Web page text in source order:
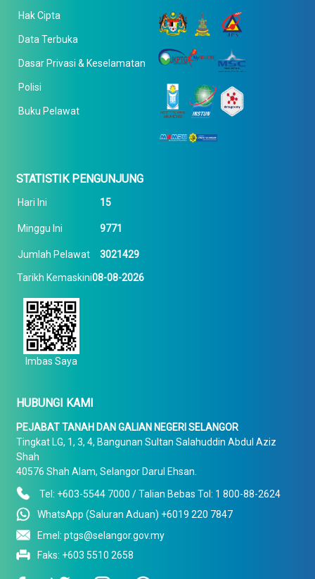
Hak Cipta
Data Terbuka
Dasar Privasi & Keselamatan
Polisi
Buku Pelawat
STATISTIK PENGUNJUNG
Hari Ini 15
Minggu Ini 9771
Jumlah Pelawat 3021429
Tarikh Kemaskini08-08-2026
Imbas Saya
HUBUNGI KAMI
PEJABAT TANAH DAN GALIAN NEGERI SELANGOR
Tingkat LG, 1, 3, 4, Bangunan Sultan Salahuddin Abdul Aziz
Shah
40576 Shah Alam, Selangor Darul Ehsan.
Tel: +603-5544 7000 / Talian Bebas Tol: 1 800-88-2624
WhatsApp (Saluran Aduan) +6019 220 7847
Emel: ptgs@selangor.gov.my
Faks: +603 5510 2658